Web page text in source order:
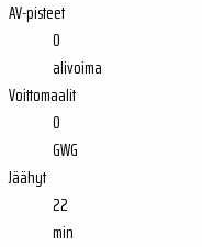
AV-pisteet
0
alivoima
Voittomaalit
0
GWG
Jäähyt
22
min